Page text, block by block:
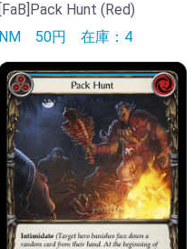
[FaB]Pack Hunt (Red)
NM 50円 在庫：4